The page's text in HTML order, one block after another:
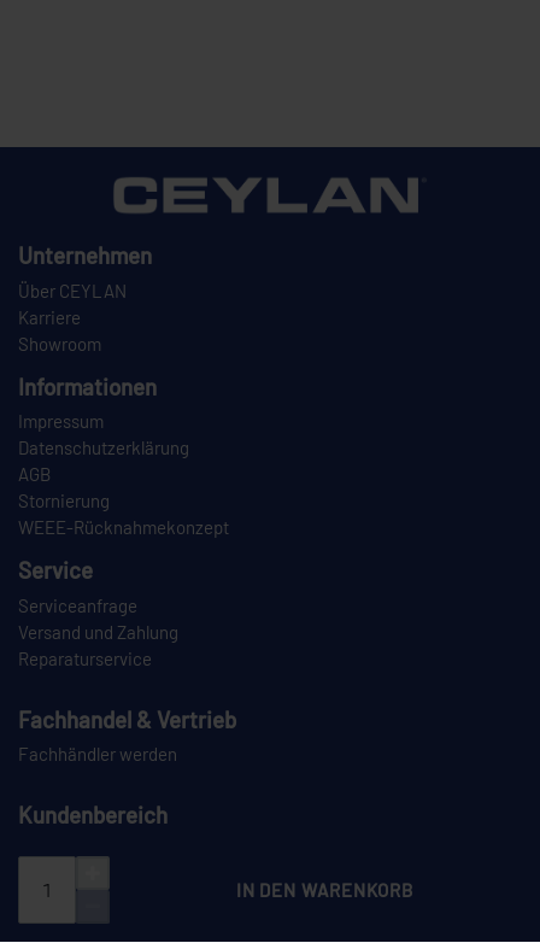
IN DEN WARENKORB
Unternehmen
Über CEYLAN
Karriere
Showroom
Informationen
Impressum
Datenschutzerklärung
AGB
Stornierung
WEEE-Rücknahmekonzept
Service
Serviceanfrage
Versand und Zahlung
Reparaturservice
Fachhandel & Vertrieb
Fachhändler werden
Kundenbereich